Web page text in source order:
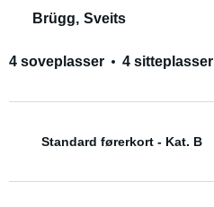
Brügg, Sveits
4 soveplasser 4 sitteplasser
Standard førerkort - Kat. B